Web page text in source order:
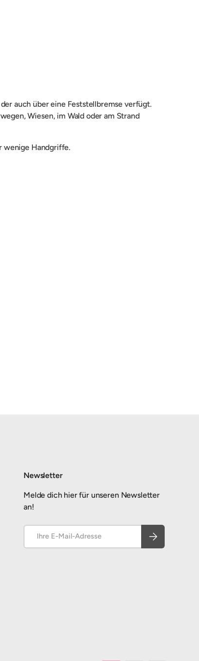
auch über eine Feststellbremse verfügt.
Wiesen, im Wald oder am Strand
wenige Handgriffe.
Newsletter
Melde dich hier für unseren Newsletter
an!
Abonnieren